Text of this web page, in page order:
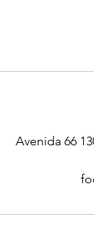
Avenida 66